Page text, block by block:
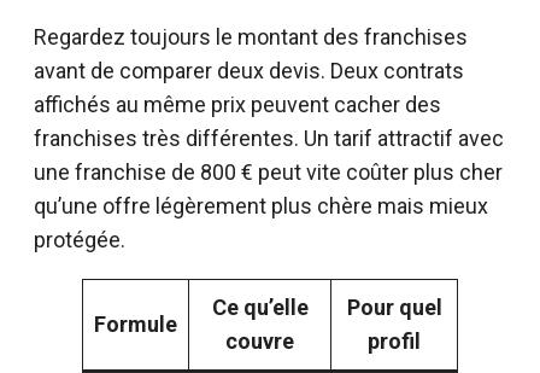
Regardez toujours le montant des franchises
avant de comparer deux devis. Deux contrats
affichés au même prix peuvent cacher des
franchises très différentes. Un tarif attractif avec
une franchise de 800 € peut vite coûter plus cher
qu’une offre légèrement plus chère mais mieux
protégée.
Formule
Ce qu’elle
couvre
Pour quel
profil